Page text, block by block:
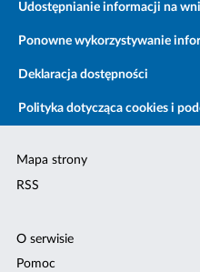
Udostępnianie informacji na
Ponowne wykorzystywanie
Deklaracja dostępności
Polityka dotycząca cookies i
Mapa strony
RSS
O serwisie
Pomoc